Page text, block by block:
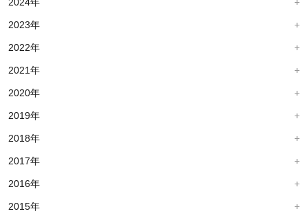
2023年
2022年
2021年
2020年
2019年
2018年
2017年
2016年
2015年